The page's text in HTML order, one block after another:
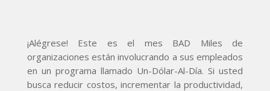
¡Alégrese! Este es el mes BAD Miles de
organizaciones están involucrando a sus empleados
en un programa llamado Un-Dólar-Al-Día. Si usted
busca reducir costos, incrementar la productividad,